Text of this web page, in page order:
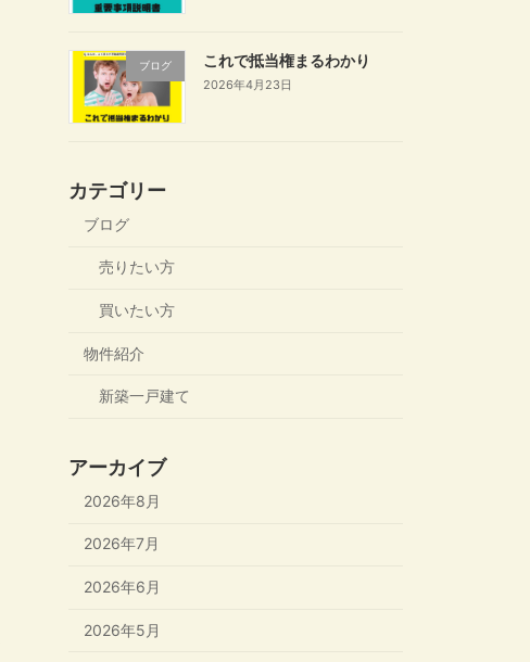
ブログ これで抵当権まるわかり
2026年4月23日
カテゴリー
ブログ
売りたい方
買いたい方
物件紹介
新築一戸建て
アーカイブ
2026年8月
2026年7月
2026年6月
2026年5月